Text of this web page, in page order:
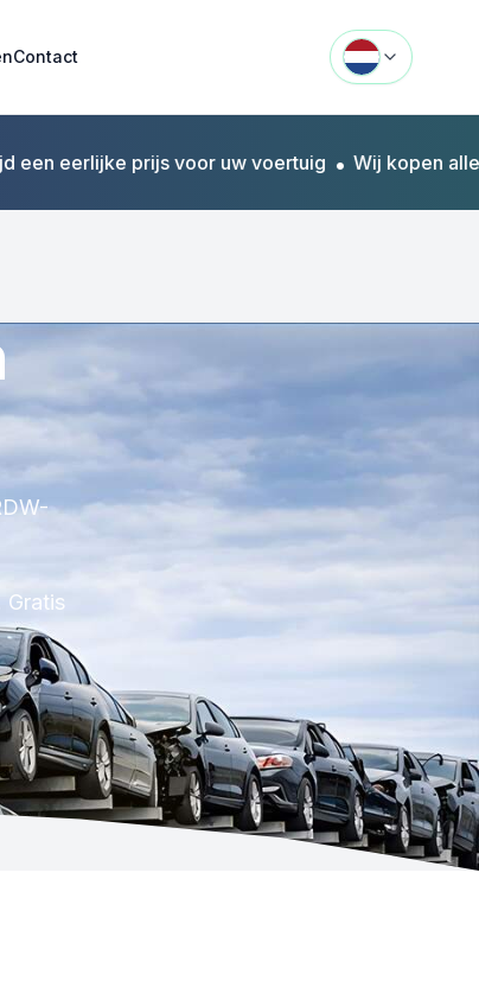
Contact
eerlijke prijs voor uw voertuig • Wij kopen alle
Gratis